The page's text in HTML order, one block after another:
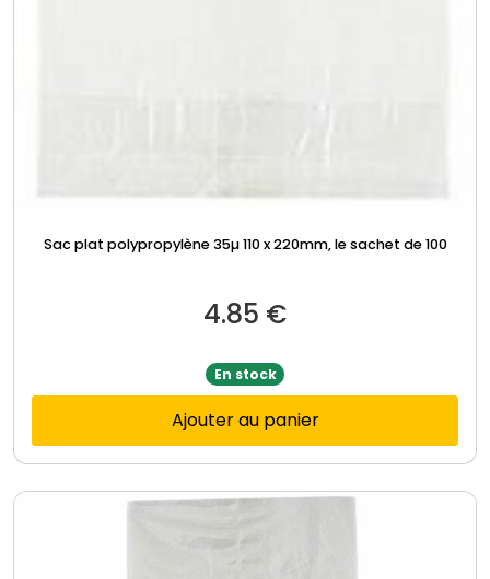
Sac plat polypropylène 35µ 110 x 220mm, le sachet de 100
4.85 €
En stock
Ajouter au panier